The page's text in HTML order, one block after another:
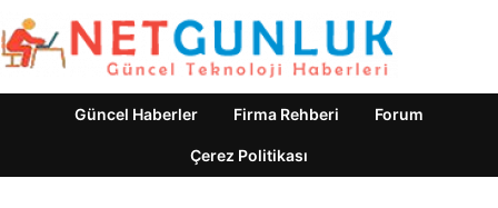
Güncel Haberler Firma Rehberi Forum
Çerez Politikası